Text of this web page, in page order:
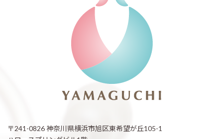
〒241-0826 神奈川県横浜市旭区東希望が丘105-1